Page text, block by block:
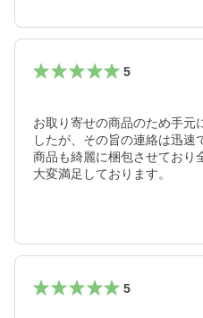
5
お取り寄せの商品のため手元
したが、その旨の連絡は迅速
商品も綺麗に梱包させており
5